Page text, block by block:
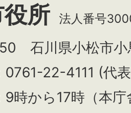
所 法人番号
石川県小松市小
0761-22-4111 (代
9時から17時（本